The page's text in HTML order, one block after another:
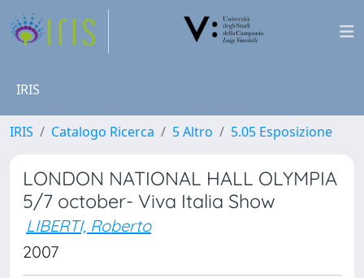
IRIS
IRIS Catalogo Ricerca 5 Altro 5.05 Esposizione
LONDON NATIONAL HALL OLYMPIA
5/7 october- Viva Italia Show
LIBERTI, Roberto
2007